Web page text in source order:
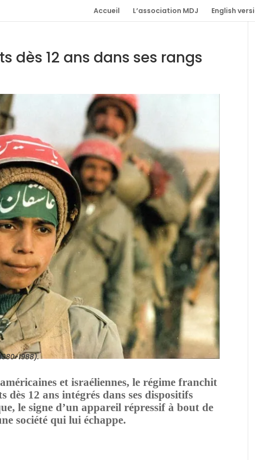
Accueil L’association MDJ English
dès 12 ans dans ses rangs
1988).
et israéliennes, le régime franchit
dès 12 ans intégrés dans ses dispositifs
le signe d’un appareil répressif à bout de
société qui lui échappe.